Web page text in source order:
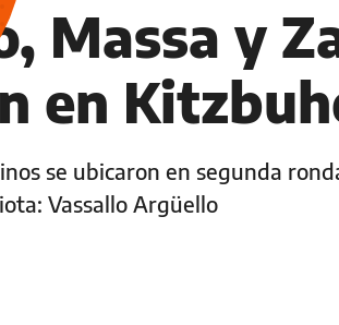
Massa y
en
se ubicaron en segunda
Vassallo Argüello